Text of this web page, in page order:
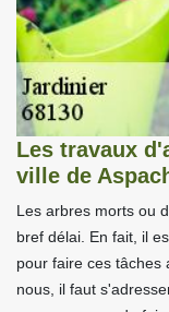
Les travaux
ville de
Les arbres morts ou
bref délai. En fait, il
pour faire ces tâches
nous, il faut